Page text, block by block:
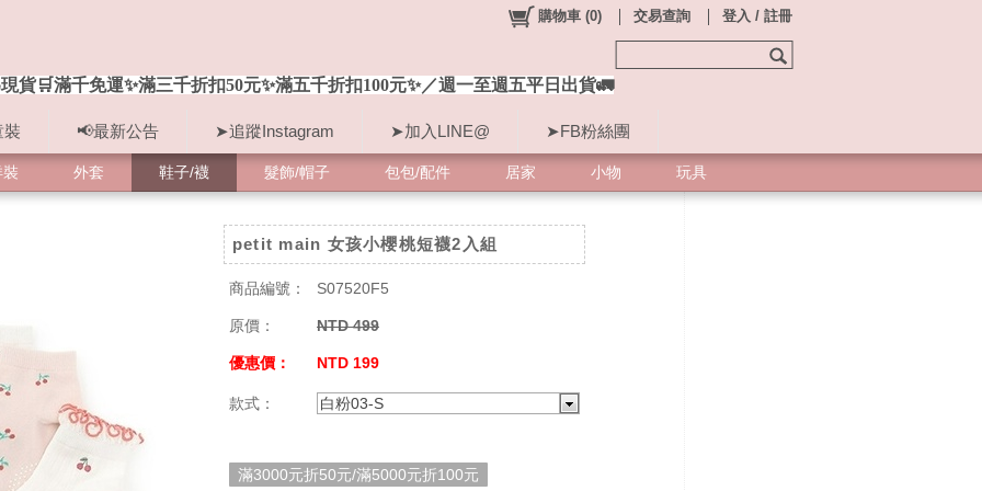
裝 📢最新公告 ➤追蹤Instagram ➤加入LINE@ ➤FB粉絲團
購物車 (0) 交易查詢 登入 / 註冊
貨🛒滿千免運✨滿三千折扣50元✨滿五千折扣100元✨／週一至週五平日出貨🚛
外套 鞋子/襪 髮飾/帽子 包包/配件 居家 小物 玩具
petit main 女孩小櫻桃短襪2入組
商品編號： S07520F5
原價： NTD 499
優惠價： NTD 199
款式： 白粉03-S
滿3000元折50元/滿5000元折100元